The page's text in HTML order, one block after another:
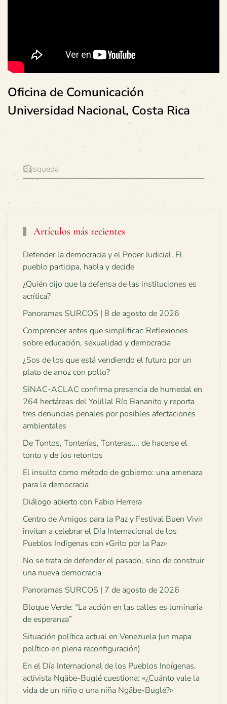
Oficina de Comunicación
Universidad Nacional, Costa Rica
Artículos más recientes
Defender la democracia y el Poder Judicial. El
pueblo participa, habla y decide
¿Quién dijo que la defensa de las instituciones es
acrítica?
Panoramas SURCOS | 8 de agosto de 2026
Comprender antes que simplificar: Reflexiones
sobre educación, sexualidad y democracia
¿Sos de los que está vendiendo el futuro por un
plato de arroz con pollo?
SINAC-ACLAC confirma presencia de humedal en
264 hectáreas del Yolillal Río Bananito y reporta
tres denuncias penales por posibles afectaciones
ambientales
De Tontos, Tonterías, Tonteras…, de hacerse el
tonto y de los retontos
El insulto como método de gobierno: una amenaza
para la democracia
Diálogo abierto con Fabio Herrera
Centro de Amigos para la Paz y Festival Buen Vivir
invitan a celebrar el Día Internacional de los
Pueblos Indígenas con «Grito por la Paz»
No se trata de defender el pasado, sino de construir
una nueva democracia
Panoramas SURCOS | 7 de agosto de 2026
Bloque Verde: “La acción en las calles es luminaria
de esperanza”
Situación política actual en Venezuela (un mapa
político en plena reconfiguración)
En el Día Internacional de los Pueblos Indígenas,
activista Ngäbe-Buglé cuestiona: «¿Cuánto vale la
vida de un niño o una niña Ngäbe-Buglé?»